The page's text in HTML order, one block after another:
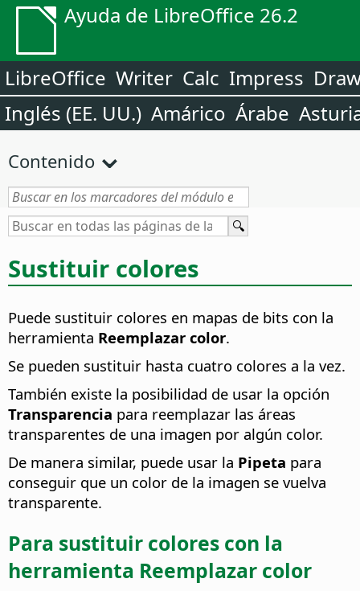
Ayuda de LibreOffice 26.2
LibreOffice Writer Calc Impress
Inglés (EE. UU.) Amárico Árabe
Contenido
Sustituir colores
Puede sustituir colores en mapas de bits con la
herramienta Reemplazar color.
Se pueden sustituir hasta cuatro colores a la vez.
También existe la posibilidad de usar la opción
Transparencia para reemplazar las áreas
transparentes de una imagen por algún color.
De manera similar, puede usar la Pipeta para
conseguir que un color de la imagen se vuelva
transparente.
Para sustituir colores con la
herramienta Reemplazar color